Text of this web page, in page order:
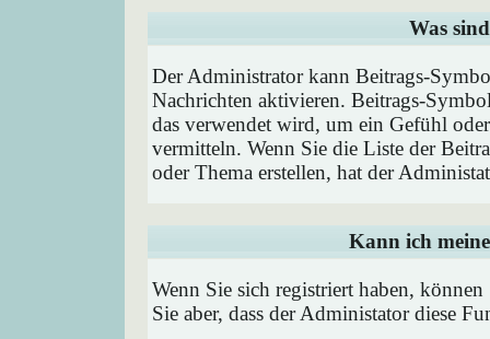
Was
Der Administrator kann Beitrags-
Nachrichten aktivieren. Beitrags-
das verwendet wird, um ein Gefühl
vermitteln. Wenn Sie die Liste der
oder Thema erstellen, hat der
Kann ich
Wenn Sie sich registriert haben,
Sie aber, dass der Administator diese